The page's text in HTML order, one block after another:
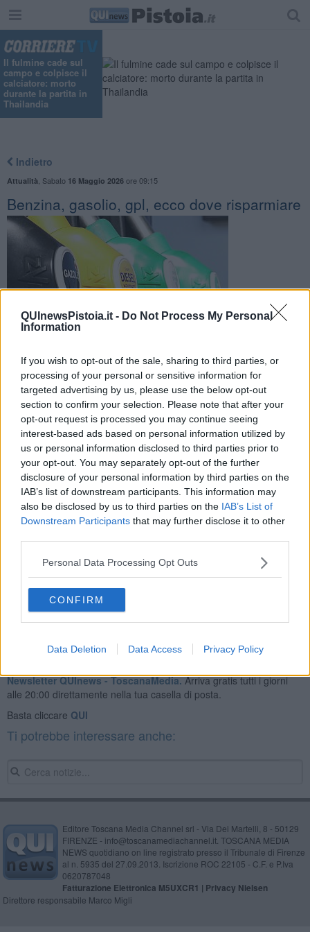
QUInewsPistoia.it - Do Not Process My Personal
Information
If you wish to opt-out of the sale, sharing to third parties, or
processing of your personal or sensitive information for
targeted advertising by us, please use the below opt-out
section to confirm your selection. Please note that after your
opt-out request is processed you may continue seeing
interest-based ads based on personal information utilized by
us or personal information disclosed to third parties prior to
your opt-out. You may separately opt-out of the further
disclosure of your personal information by third parties on the
IAB’s list of downstream participants. This information may
also be disclosed by us to third parties on the IAB’s List of
Downstream Participants that may further disclose it to other
Personal Data Processing Opt Outs
CONFIRM
Data Deletion Data Access Privacy Policy
Il fulmine cade sul
campo e colpisce il
calciatore: morto
durante la partita in
Thailandia
Indietro
Attualità Sabato 16 Maggio 2026ore 09:15
Benzina, gasolio, gpl, ecco dove risparmiare
Ecco l'elenco dei prezzi del carburante in provincia di Pistoia.
Comune per comune gli impianti più economici dove fare
rifornimento.
PROVINCIA DI PISTOIA —Questi i prezzi dei carburanti rilevati al
giorno 16 May 2026 dalMinistero dello sviluppo economico
Newsletter QUInews - ToscanaMedia.Arriva gratis tutti i giorni
alle 20:00 direttamente nella tua casella di posta.
Basta cliccare QUI
Ti potrebbe interessare anche:
Editore Toscana Media Channel srl - Via Dei Martelli, 8 - 50129
FIRENZE - info@toscanamediachannel.it. TOSCANA MEDIA
NEWS quotidiano on line registrato presso il Tribunale di Firenze
al n. 5935 del 27.09.2013. Iscrizione ROC 22105 - C.F. e P.Iva
0620787048
Fatturazione Elettronica M5UXCR1 | Privacy Nielsen
Direttore responsabile Marco Migli